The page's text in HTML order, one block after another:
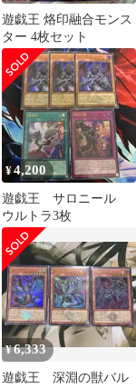
遊戯王 烙印融合モンス
ター 4枚セット
¥4,200
遊戯王 サロニール
ウルトラ3枚
¥6,333
遊戯王 深淵の獣バル